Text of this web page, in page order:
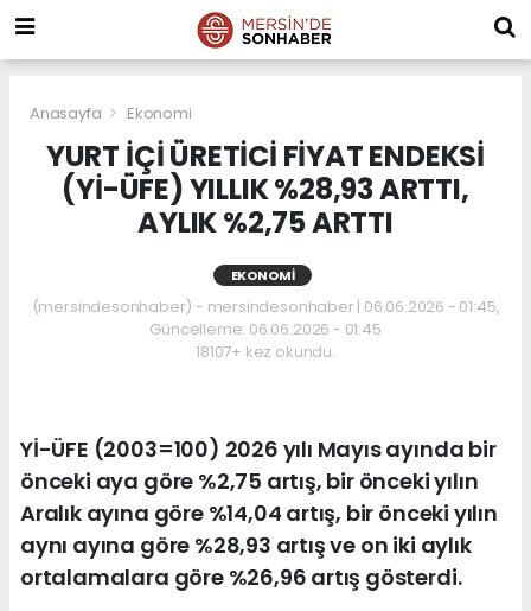
Anasayfa Ekonomi
YURT İÇİ ÜRETİCİ FİYAT ENDEKSİ
(Yİ-ÜFE) YILLIK %28,93 ARTTI,
AYLIK %2,75 ARTTI
EKONOMI
(mersindesonhaber) - mersindesonhaber | 06.06.2026 - 01:45,
Güncelleme: 06.06.2026 - 01:45
18107+ kez okundu.
Yİ-ÜFE (2003=100) 2026 yılı Mayıs ayında bir
önceki aya göre %2,75 artış, bir önceki yılın
Aralık ayına göre %14,04 artış, bir önceki yılın
aynı ayına göre %28,93 artış ve on iki aylık
ortalamalara göre %26,96 artış gösterdi.